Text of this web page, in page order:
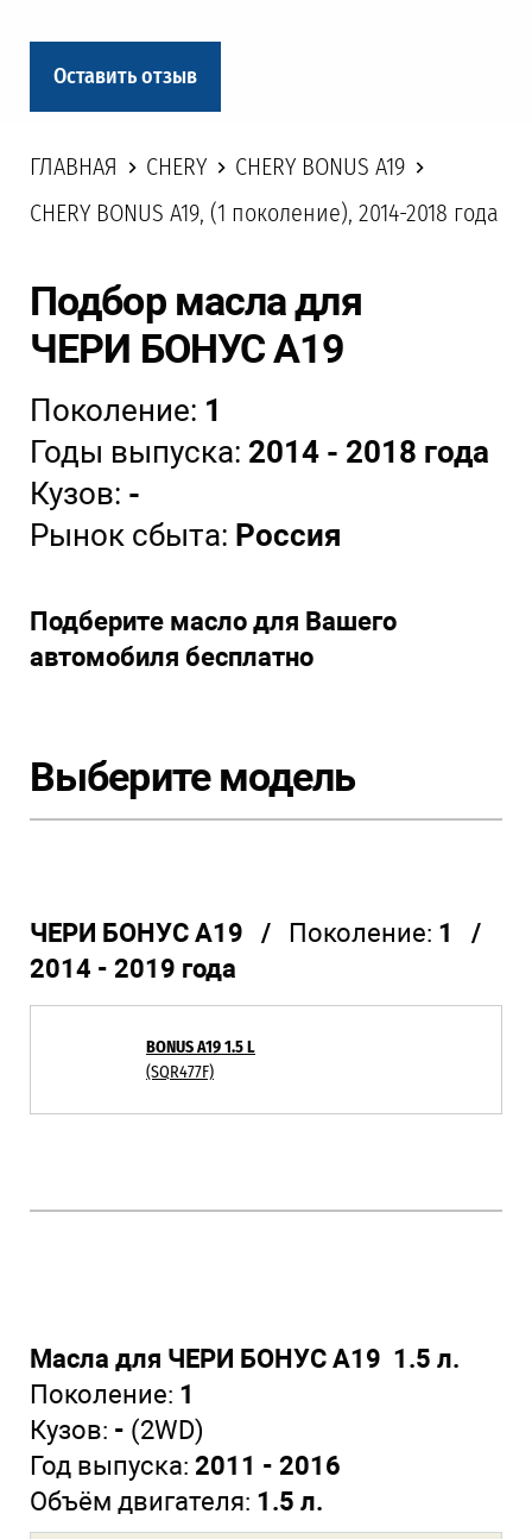
Оставить отзыв
ГЛАВНАЯ CHERY
CHERY BONUS A19
CHERY BONUS A19, (1 поколение), 2014-2018 года
Подбор масла для
ЧЕРИ БОНУС А19
Поколение: 1
Годы выпуска: 2014 - 2018 года
Кузов: -
Рынок сбыта: Россия
Подберите масло для Вашего
автомобиля бесплатно
Выберите модель
ЧЕРИ БОНУС А19 / Поколение: 1 /
2014 - 2019 года
BONUS A19 1.5 L
(SQR477F)
Масла для ЧЕРИ БОНУС А19 1.5 л.
Поколение: 1
Кузов: - (2WD)
Год выпуска: 2011 - 2016
Объём двигателя: 1.5 л.